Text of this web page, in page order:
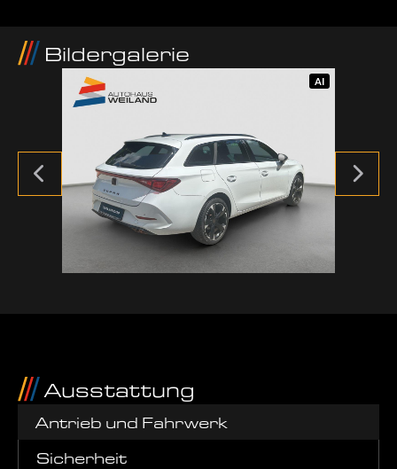
Bildergalerie
AI
Ausstattung
Antrieb und Fahrwerk
Sicherheit